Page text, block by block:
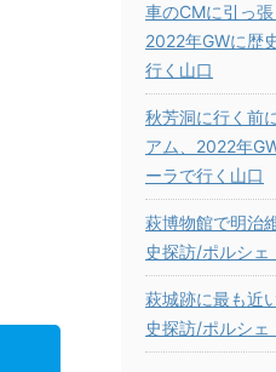
車のCMに引っ張
2022年GWに歴
行く山口
秋芳洞に行く前
アム、2022年
ーラで行く山口
萩博物館で明治
史探訪/ポルシェ
萩城跡に最も近
史探訪/ポルシェ